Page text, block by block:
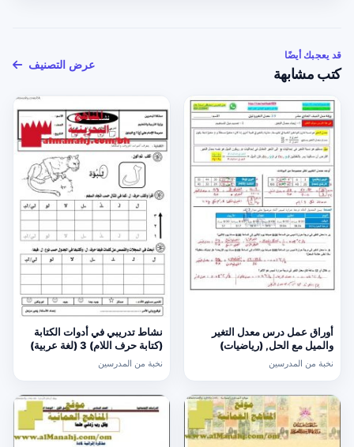
قد يعجبك أيضًا
كتب مشابهة
عرض التصنيف
أوراق عمل درس معدل التغير
والميل مع الحل, (رياضيات)
الحادي عشر العام
نخبة من المدرسين
نشاط تدريبي في أدوات الكتابة
(كتابة حرف اللام) 3 (لغة عربية)
الأول
نخبة من المدرسين